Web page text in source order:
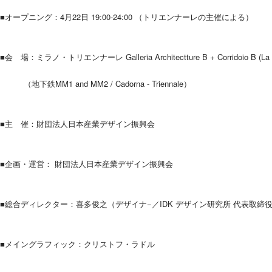
■オープニング：4月22日 19:00-24:00 （トリエンナーレの主催による）
■会 場：ミラノ・トリエンナーレ Galleria Architectture B + Corridoio B
（地下鉄MM1 and MM2 / Cadorna - Triennale）
■主 催：財団法人日本産業デザイン振興会
■企画・運営： 財団法人日本産業デザイン振興会
■総合ディレクター：喜多俊之（デザイナ−／IDK デザイン研究所 代表取締
■メイングラフィック：クリストフ・ラドル